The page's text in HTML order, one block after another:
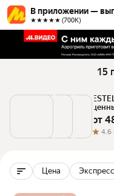
В приложении —
★★★★★ (700К)
15
от
4.6
Цена Экспресс